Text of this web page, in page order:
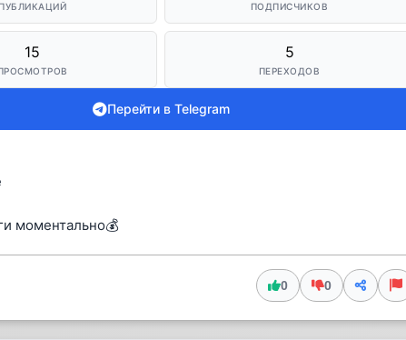
ПУБЛИКАЦИЙ ПОДПИСЧИКОВ
15 5
ПЕРЕХОДОВ
Перейти в Telegram
моментально💰
0 0